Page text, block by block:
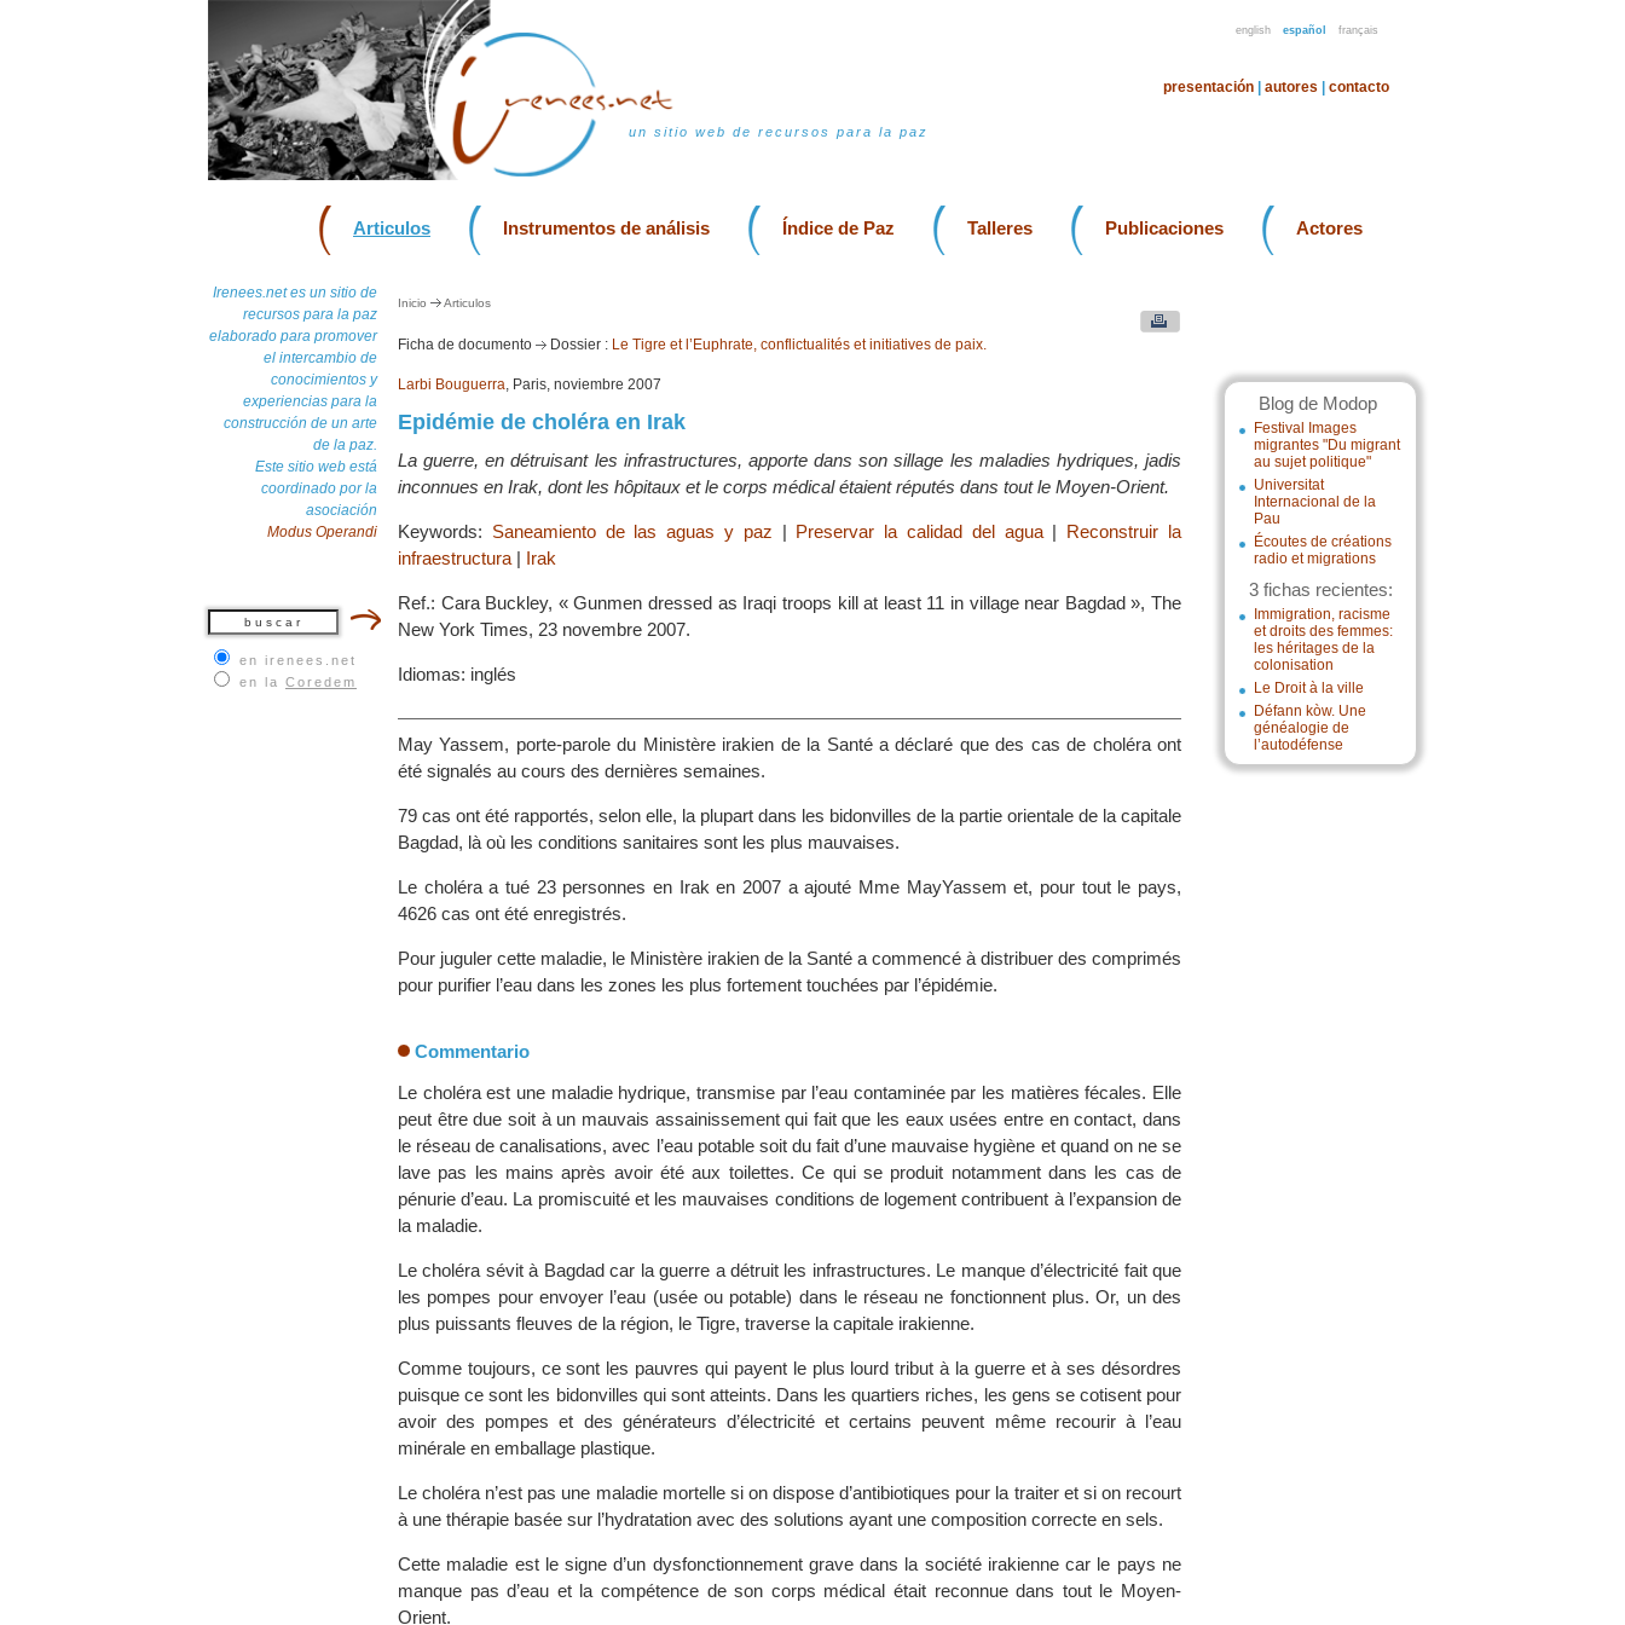
english español français
un sitio web de recursos para la paz
presentación autores contacto
Articulos Instrumentos de análisis Índice de Paz Talleres Publicaciones Actores
Irenees.net es un sitio de
recursos para la paz
elaborado para promover
el intercambio de
conocimientos y
experiencias para la
construcción de un arte
de la paz.
Este sitio web está
coordinado por la
asociación
Modus Operandi
en irenees.net
en la Coredem
Blog de Modop
Festival Images
migrantes "Du migrant
au sujet politique"
Universitat
Internacional de la
Pau
Écoutes de créations
radio et migrations
3 fichas recientes:
Immigration, racisme
et droits des femmes:
les héritages de la
colonisation
Le Droit à la ville
Défann kòw. Une
généalogie de
l’autodéfense
Inicio Articulos
Ficha de documento Dossier : Le Tigre et l’Euphrate, conflictualités et initiatives de paix.
Larbi Bouguerra, Paris, noviembre 2007
Epidémie de choléra en Irak
La guerre, en détruisant les infrastructures, apporte dans son sillage les maladies hydriques, jadis
inconnues en Irak, dont les hôpitaux et le corps médical étaient réputés dans tout le Moyen-Orient.
Keywords: Saneamiento de las aguas y paz | Preservar la calidad del agua| Reconstruir la
infraestructura | Irak
Ref.: Cara Buckley, « Gunmen dressed as Iraqi troops kill at least 11 in village near Bagdad », The
New York Times, 23 novembre 2007.
Idiomas: inglés
May Yassem, porte-parole du Ministère irakien de la Santé a déclaré que des cas de choléra ont
été signalés au cours des dernières semaines.
79 cas ont été rapportés, selon elle, la plupart dans les bidonvilles de la partie orientale de la capitale
Bagdad, là où les conditions sanitaires sont les plus mauvaises.
Le choléra a tué 23 personnes en Irak en 2007 a ajouté Mme MayYassem et, pour tout le pays,
4626 cas ont été enregistrés.
Pour juguler cette maladie, le Ministère irakien de la Santé a commencé à distribuer des comprimés
pour purifier l’eau dans les zones les plus fortement touchées par l’épidémie.
Commentario
Le choléra est une maladie hydrique, transmise par l’eau contaminée par les matières fécales. Elle
peut être due soit à un mauvais assainissement qui fait que les eaux usées entre en contact, dans
le réseau de canalisations, avec l’eau potable soit du fait d’une mauvaise hygiène et quand on ne se
lave pas les mains après avoir été aux toilettes. Ce qui se produit notamment dans les cas de
pénurie d’eau. La promiscuité et les mauvaises conditions de logement contribuent à l’expansion de
la maladie.
Le choléra sévit à Bagdad car la guerre a détruit les infrastructures. Le manque d’électricité fait que
les pompes pour envoyer l’eau (usée ou potable) dans le réseau ne fonctionnent plus. Or, un des
plus puissants fleuves de la région, le Tigre, traverse la capitale irakienne.
Comme toujours, ce sont les pauvres qui payent le plus lourd tribut à la guerre et à ses désordres
puisque ce sont les bidonvilles qui sont atteints. Dans les quartiers riches, les gens se cotisent pour
avoir des pompes et des générateurs d’électricité et certains peuvent même recourir à l’eau
minérale en emballage plastique.
Le choléra n’est pas une maladie mortelle si on dispose d’antibiotiques pour la traiter et si on recourt
à une thérapie basée sur l’hydratation avec des solutions ayant une composition correcte en sels.
Cette maladie est le signe d’un dysfonctionnement grave dans la société irakienne car le pays ne
manque pas d’eau et la compétence de son corps médical était reconnue dans tout le Moyen-
Orient.